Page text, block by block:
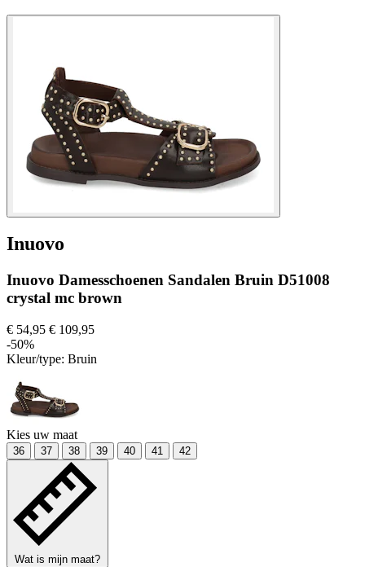
Inuovo
Inuovo Damesschoenen Sandalen Bruin D51008
crystal mc brown
€ 54,95 € 109,95
-50%
Kleur/type: Bruin
Kies uw maat
36 37 38 39 40 41 42
Wat is mijn maat?